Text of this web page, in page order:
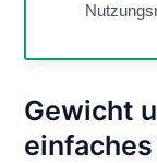
Gewicht